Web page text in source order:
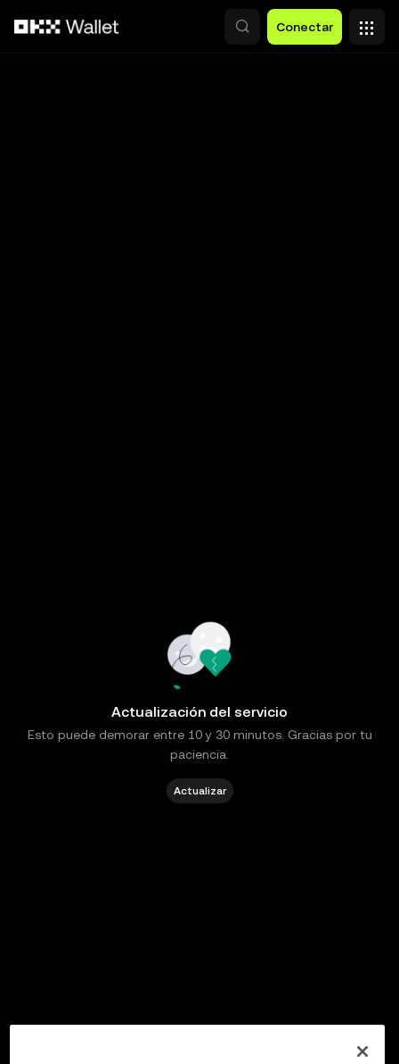
Conectar
Actualización del servicio
Esto puede demorar entre 10 y 30 minutos. Gracias por tu
paciencia.
Actualizar